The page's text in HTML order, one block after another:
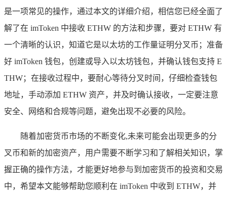
是一项常见的操作，通过本文的详细介绍，相信您已经全面了
解了在 imToken 中接收 ETHW 的方法和步骤，要对 ETHW 有
一个清晰的认识，知道它是以太坊的工作量证明分叉币；准备
好 imToken 钱包，创建或导入以太坊钱包，并确认钱包支持 E
THW；在接收过程中，要耐心等待分叉时间，仔细检查钱包
地址，手动添加 ETHW 资产，并及时确认接收，一定要注意
安全、网络和合规等问题，避免出现不必要的风险。
随着加密货币市场的不断变化,未来可能会出现更多的分
叉币和新的加密资产，用户需要不断学习和了解相关知识，掌
握正确的操作方法，才能更好地参与到加密货币的投资和交易
中，希望本文能够帮助您顺利在 imToken 中收到 ETHW，并